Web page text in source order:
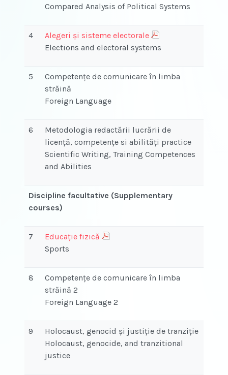
Compared Analysis of Political Systems
4
Alegeri și sisteme electorale
Elections and electoral systems
5
Competenţe de comunicare în limba
străină
Foreign Language
6
Metodologia redactării lucrării de
licență, competențe si abilități practice
Scientific Writing, Training Competences
and Abilities
Discipline facultative (Supplementary
courses)
7
Educație fizică
Sports
8
Competenţe de comunicare în limba
străină 2
Foreign Language 2
9
Holocaust, genocid și justiție de tranziție
Holocaust, genocide, and tranzitional
justice